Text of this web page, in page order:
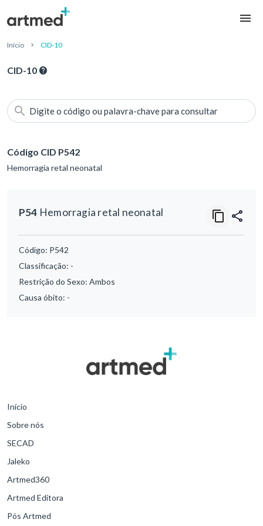
Início CID-10
CID-10
Digite o código ou palavra-chave para consultar
Código CID P542
Hemorragia retal neonatal
P54 Hemorragia retal neonatal
Código: P542
Classificação: -
Restrição do Sexo: Ambos
Causa óbito: -
Início
Sobre nós
SECAD
Jaleko
Artmed360
Artmed Editora
Pós Artmed